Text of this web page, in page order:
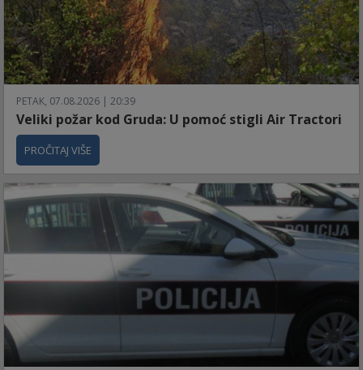
PETAK, 07.08.2026 | 20:39
Veliki požar kod Gruda: U pomoć stigli Air Tractori
PROČITAJ VIŠE